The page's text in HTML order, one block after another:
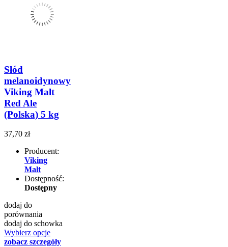
Słód
melanoidynowy
Viking Malt
Red Ale
(Polska) 5 kg
37,70 zł
Producent:
Viking
Malt
Dostępność:
Dostępny
dodaj do
porównania
dodaj do schowka
Wybierz opcje
zobacz szczegóły